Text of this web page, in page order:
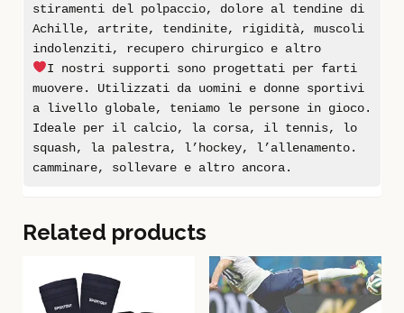
stiramenti del polpaccio, dolore al tendine di
Achille, artrite, tendinite, rigidità, muscoli
indolenziti, recupero chirurgico e altro
I nostri supporti sono progettati per farti
muovere. Utilizzati da uomini e donne sportivi
a livello globale, teniamo le persone in gioco.
Ideale per il calcio, la corsa, il tennis, lo
squash, la palestra, l’hockey, l’allenamento.
camminare, sollevare e altro ancora.
Related products